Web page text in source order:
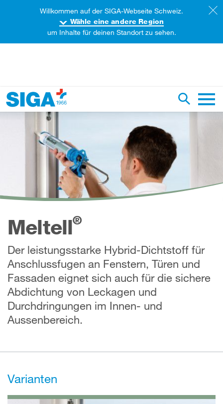
Suche
Webseite durchsuchen
Meltell®
Der leistungsstarke Hybrid-Dichtstoff für
Anschlussfugen an Fenstern, Türen und
Fassaden eignet sich auch für die sichere
Abdichtung von Leckagen und
Durchdringungen im Innen- und
Aussenbereich.
Varianten
Willkommen auf der SIGA-Webseite Schweiz.
Wähle eine andere Region
um Inhalte für deinen Standort zu sehen.